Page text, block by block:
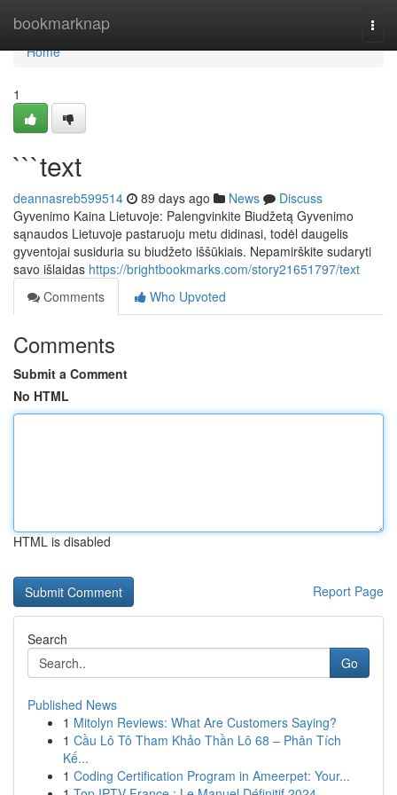
bookmarknap
Home
Home
1
```text
deannasreb599514 89 days ago News
Discuss
Gyvenimo Kaina Lietuvoje: Palengvinkite Biudžetą Gyvenimo
sąnaudos Lietuvoje pastaruoju metu didinasi, todėl daugelis
gyventojai susiduria su biudžeto iššūkiais. Nepamirškite sudaryti
savo išlaidas https://brightbookmarks.com/story21651797/text
Comments
Who Upvoted
Comments
Submit a Comment
No HTML
HTML is disabled
Report Page
Search
Go
Published News
1 Mitolyn Reviews: What Are Customers Saying?
1 Cầu Lô Tô Tham Khảo Thần Lô 68 – Phân Tích
Kế...
1 Coding Certification Program in Ameerpet: Your...